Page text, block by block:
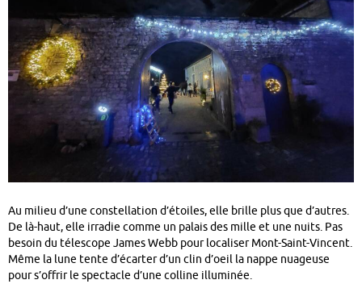
Au milieu d’une constellation d’étoiles, elle brille plus que d’autres.
De là-haut, elle irradie comme un palais des mille et une nuits. Pas
besoin du télescope James Webb pour localiser Mont-Saint-Vincent.
Même la lune tente d’écarter d’un clin d’oeil la nappe nuageuse
pour s’offrir le spectacle d’une colline illuminée.